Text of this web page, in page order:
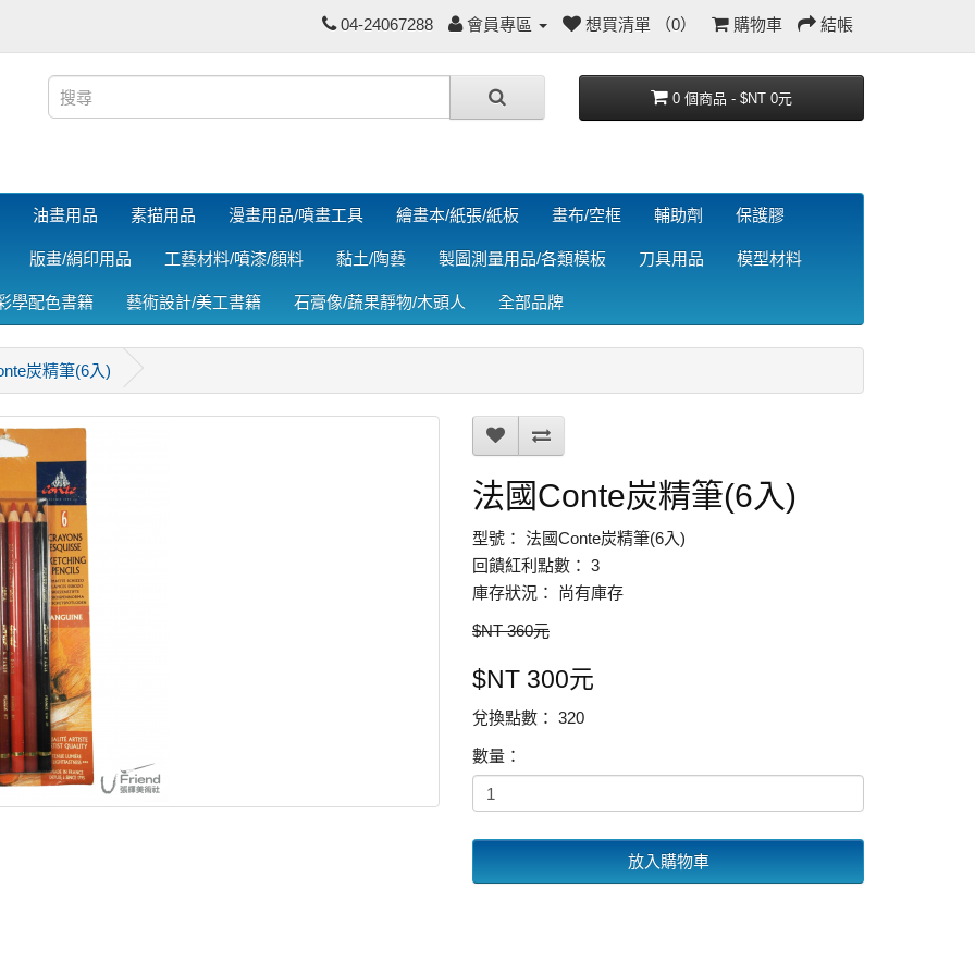
04-24067288 會員專區 想買清單 （0） 購物車 結帳
0 個商品 - $NT 0元
油畫用品 素描用品 漫畫用品/噴畫工具 繪畫本/紙張/紙板 畫布/空框 輔助劑 保護膠
版畫/絹印用品 工藝材料/噴漆/顏料 黏土/陶藝 製圖測量用品/各類模板 刀具用品 模型材料
學配色書籍 藝術設計/美工書籍 石膏像/蔬果靜物/木頭人 全部品牌
炭精筆(6入)
法國Conte炭精筆(6入)
型號： 法國Conte炭精筆(6入)
回饋紅利點數： 3
庫存狀況： 尚有庫存
$NT 360元
$NT 300元
兌換點數： 320
數量：
放入購物車